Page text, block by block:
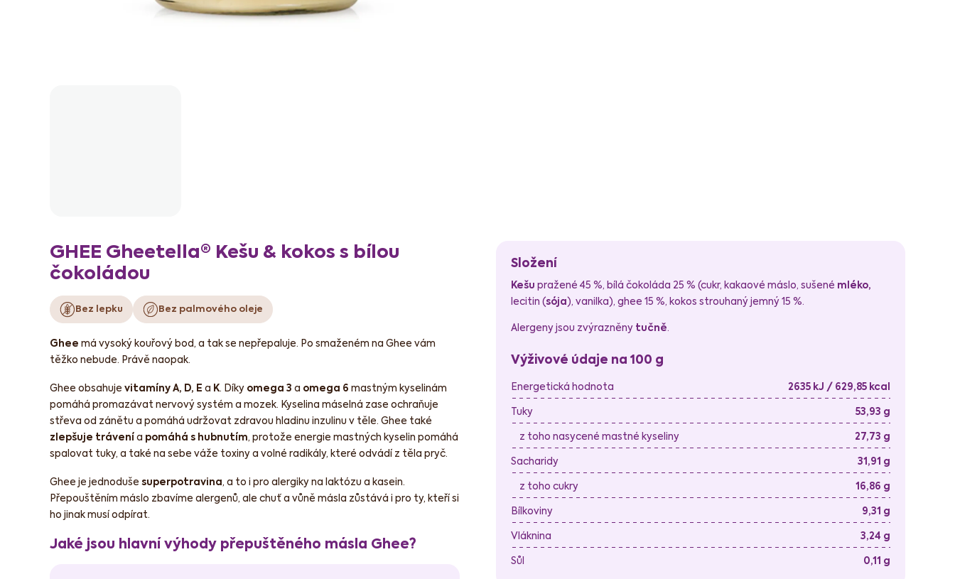
GHEE Gheetella® Kešu & kokos s bílou
čokoládou
Bez lepku Bez palmového oleje
Ghee má vysoký kouřový bod, a tak se nepřepaluje. Po smaženém na Ghee vám
těžko nebude. Právě naopak.
Ghee obsahuje vitamíny A, D, E a K. Díky omega 3 a omega 6 mastným kyselinám
pomáhá promazávat nervový systém a mozek. Kyselina máselná zase ochraňuje
střeva od zánětu a pomáhá udržovat zdravou hladinu inzulinu v těle. Ghee také
zlepšuje trávenía pomáhá s hubnutím, protože energie mastných kyselin pomáhá
spalovat tuky, a také na sebe váže toxiny a volné radikály, které odvádí z těla pryč.
Ghee je jednoduše superpotravina, a to i pro alergiky na laktózu a kasein.
Přepouštěním máslo zbavíme alergenů, ale chuť a vůně másla zůstává i pro ty, kteří si
ho jinak musí odpírat.
Jaké jsou hlavní výhody přepuštěného másla Ghee?
Složení
Kešu pražené 45 %, bílá čokoláda 25 % (cukr, kakaové máslo, sušené mléko,
lecitin (sója), vanilka), ghee 15 %, kokos strouhaný jemný 15 %.
Alergeny jsou zvýrazněny tučně.
Výživové údaje na 100 g
Energetická hodnota
2635 kJ / 629,85 kcal
Tuky
53,93 g
z toho nasycené mastné kyseliny
27,73 g
Sacharidy
31,91 g
z toho cukry
16,86 g
Bílkoviny
9,31 g
Vláknina
3,24 g
Sůl
0,11 g